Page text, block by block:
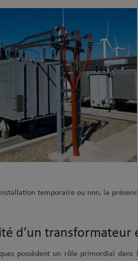
temporaire ou non, la
d’un transformateur
possèdent un rôle primordial dans